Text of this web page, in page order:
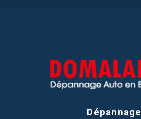
Dépannage